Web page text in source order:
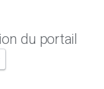
du portail